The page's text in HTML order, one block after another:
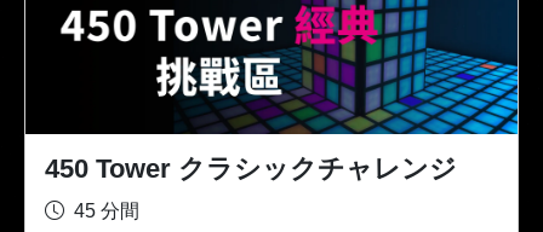
450 Tower クラシックチャレンジ
45 分間